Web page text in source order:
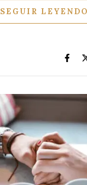
SEGUIR LEYENDO